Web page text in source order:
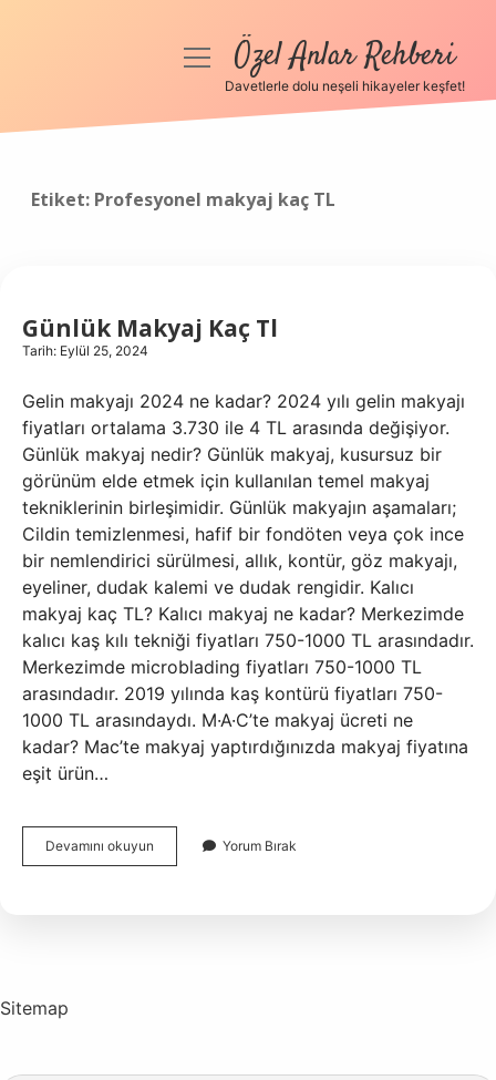
Anasayfa
menüyüÖzel Anlar Rehberi
Davetlerle dolu neşeli hikayeler keşfet!
Etiket: Profesyonel makyaj kaç TL
Günlük Makyaj Kaç Tl
Tarih: Eylül 25, 2024
Gelin makyajı 2024 ne kadar? 2024 yılı gelin makyajı
fiyatları ortalama 3.730 ile 4 TL arasında değişiyor.
Günlük makyaj nedir? Günlük makyaj, kusursuz bir
görünüm elde etmek için kullanılan temel makyaj
tekniklerinin birleşimidir. Günlük makyajın aşamaları;
Cildin temizlenmesi, hafif bir fondöten veya çok ince
bir nemlendirici sürülmesi, allık, kontür, göz makyajı,
eyeliner, dudak kalemi ve dudak rengidir. Kalıcı
makyaj kaç TL? Kalıcı makyaj ne kadar? Merkezimde
kalıcı kaş kılı tekniği fiyatları 750-1000 TL arasındadır.
Merkezimde microblading fiyatları 750-1000 TL
arasındadır. 2019 yılında kaş kontürü fiyatları 750-
1000 TL arasındaydı. M·A·C’te makyaj ücreti ne
kadar? Mac’te makyaj yaptırdığınızda makyaj fiyatına
eşit ürün…
Devamını okuyun
Makyaj
Yorum Bırak
Sitemap